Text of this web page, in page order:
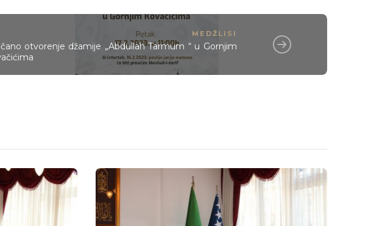
MEDŽLISI
otvorenje džamije „Abdullah Tarmum “ u Gornjim